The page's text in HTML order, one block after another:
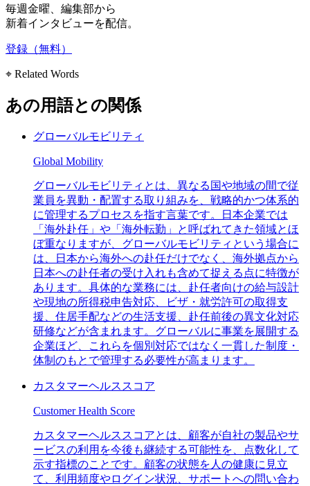
毎週金曜、編集部から
新着インタビューを配信。
登録（無料）
⌖ Related Words
あの用語との関係
グローバルモビリティ
Global Mobility
グローバルモビリティとは、異なる国や地域の間で従
業員を異動・配置する取り組みを、戦略的かつ体系的
に管理するプロセスを指す言葉です。日本企業では
「海外赴任」や「海外転勤」と呼ばれてきた領域とほ
ぼ重なりますが、グローバルモビリティという場合に
は、日本から海外への赴任だけでなく、海外拠点から
日本への赴任者の受け入れも含めて捉える点に特徴が
あります。具体的な業務には、赴任者向けの給与設計
や現地の所得税申告対応、ビザ・就労許可の取得支
援、住居手配などの生活支援、赴任前後の異文化対応
研修などが含まれます。グローバルに事業を展開する
企業ほど、これらを個別対応ではなく一貫した制度・
体制のもとで管理する必要性が高まります。
カスタマーヘルススコア
Customer Health Score
カスタマーヘルススコアとは、顧客が自社の製品やサ
ービスの利用を今後も継続する可能性を、点数化して
示す指標のことです。顧客の状態を人の健康に見立
て、利用頻度やログイン状況、サポートへの問い合わ